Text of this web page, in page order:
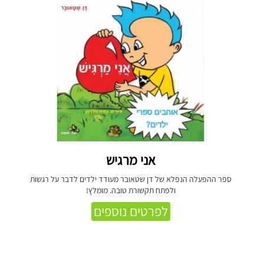
אני מרגיש
ספר ההפעלה הנפלא של דן שטאובר מעודד ילדים לדבר על רגשות
ולפתח תקשורת טובה. מומלץ!
לפרטים נוספים